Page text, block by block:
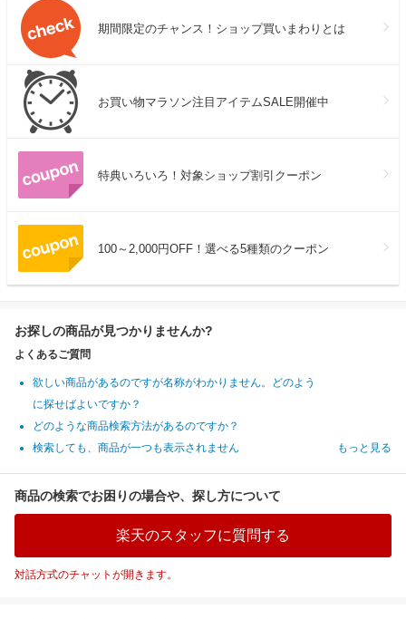
期間限定のチャンス！ショップ買いまわりとは
お買い物マラソン注目アイテムSALE開催中
特典いろいろ！対象ショップ割引クーポン
100～2,000円OFF！選べる5種類のクーポン
お探しの商品が見つかりませんか?
よくあるご質問
欲しい商品があるのですが名称がわかりません。どのよう
に探せばよいですか？
どのような商品検索方法があるのですか？
検索しても、商品が一つも表示されません
もっと見る
商品の検索でお困りの場合や、探し方について
楽天のスタッフに質問する
対話方式のチャットが開きます。